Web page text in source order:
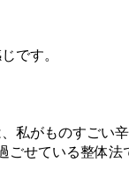
です。
私がものすごい
ごせている整体法